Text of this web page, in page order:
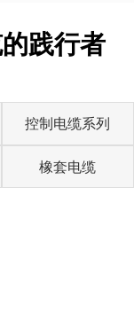
践行者
控制电缆系列
橡套电缆